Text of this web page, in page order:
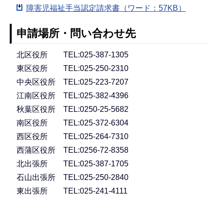
障害児福祉手当認定請求書（ワード：57KB）
申請場所・問い合わせ先
北区役所 TEL:025-387-1305
東区役所 TEL:025-250-2310
中央区役所 TEL:025-223-7207
江南区役所 TEL:025-382-4396
秋葉区役所 TEL:0250-25-5682
南区役所 TEL:025-372-6304
西区役所 TEL:025-264-7310
西蒲区役所 TEL:0256-72-8358
北出張所 TEL:025-387-1705
石山出張所 TEL:025-250-2840
東出張所 TEL:025-241-4111